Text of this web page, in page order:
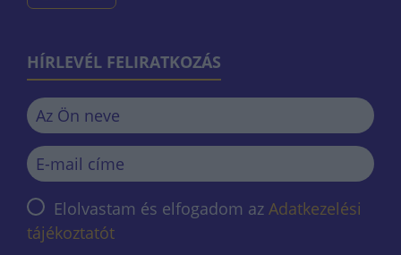
HÍRLEVÉL FELIRATKOZÁS
Elolvastam és elfogadom az Adatkezelési
tájékoztatót